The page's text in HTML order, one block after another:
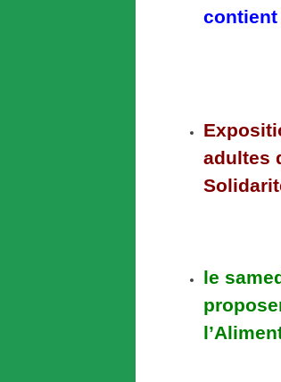
contient
adultes
le